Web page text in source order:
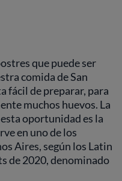
que puede ser
comida de San
fácil de preparar, para
muchos huevos. La
oportunidad es la
en uno de los
Aires, según los Latin
de 2020, denominado